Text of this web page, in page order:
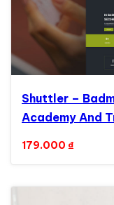
Shuttler –
Academy And
179.000 ₫